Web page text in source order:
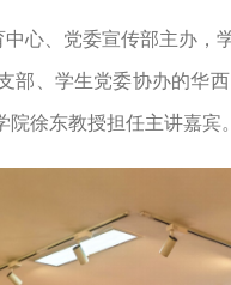
心、党委宣传部主办，
部、学生党委协办的华
徐东教授担任主讲嘉宾